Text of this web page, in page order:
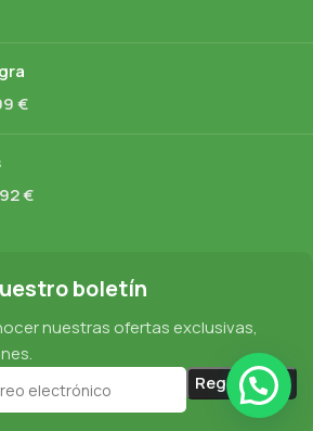
€
€
boletín
nuestras ofertas exclusivas,